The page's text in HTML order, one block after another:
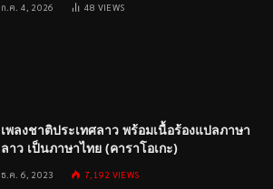
ก.ค. 4, 2026 48 VIEWS
เพลงชาติประเทศลาว พร้อมเนื้อร้องแปลภาษา
ลาว เป็นภาษาไทย (คาราโอเกะ)
ธ.ค. 6, 2023 7,192 VIEWS